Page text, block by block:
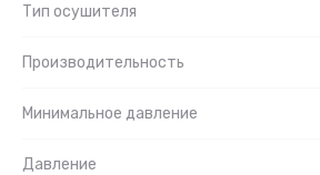
Тип осушителя
Производительность
Минимальное давление
Давление